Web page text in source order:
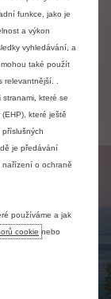
původního
přibližně 150
by nabízela
funkce, jako je
a výkon
vyhledávání, a
také použít
.
které se
které ještě
je předávání
nařízení o ochraně
používáme a jak
cookie nebo